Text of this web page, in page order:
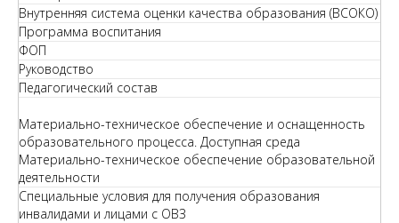
Внутренняя система оценки качества образования (ВСОКО)
Программа воспитания
ФОП
Руководство
Педагогический состав
Материально-техническое обеспечение и оснащенность
образовательного процесса. Доступная среда
Материально-техническое обеспечение образовательной
деятельности
Специальные условия для получения образования
инвалидами и лицами с ОВЗ